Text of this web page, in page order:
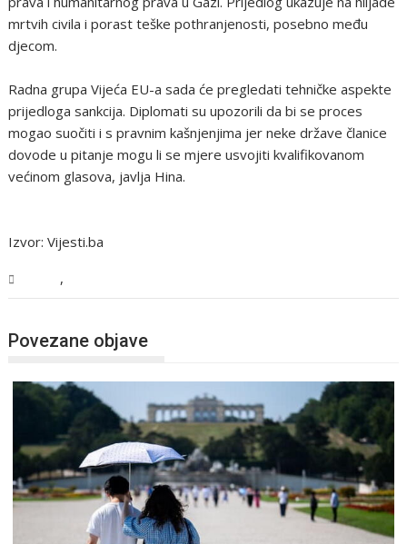
mrtvih civila i porast teške pothranjenosti, posebno među
djecom.
Radna grupa Vijeća EU-a sada će pregledati tehničke aspekte
prijedloga sankcija. Diplomati su upozorili da bi se proces
mogao suočiti i s pravnim kašnjenjima jer neke države članice
dovode u pitanje mogu li se mjere usvojiti kvalifikovanom
većinom glasova, javlja Hina.
Izvor: Vijesti.ba
,
Povezane objave